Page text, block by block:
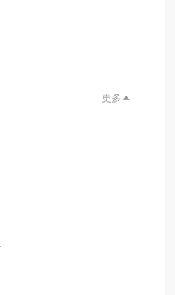
更多 